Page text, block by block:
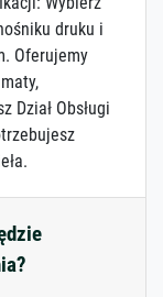
druku i
Oferujemy
Dział Obsługi